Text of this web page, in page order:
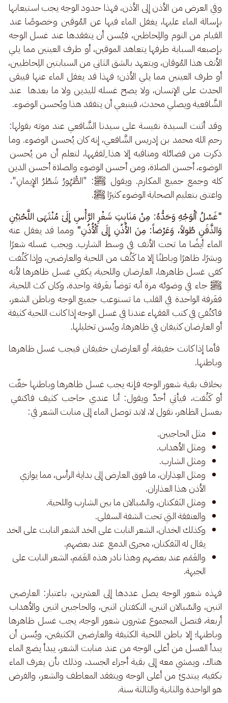
وفي العرض من الأذن إلى الأذن، فهذا حدود الوجه يجب استيعابها
بإسالة الماء عليها، يغفل الماء فيها عن المُوقين وخصوصًا عند
القيام من النوم واللِحاظين، فيُسن أن يتفقدها عند غسل الوجه
بإصبعه السبابة طرفها يتعاهد الموقين، أو طرف العينين مما يلي
الأنف هذا المُوقان، ويتعهد بالشق الثاني من السبابتين اللِحاظيين،
أو طرف العينين مما يلي الأذن؛ فهذا قد يغفل الماء عنها فيبقى
الحدث على الإنسان، ولا يصح غسله لليدين ولا ما بعدها  عند
الشَّافعية ويصلي محدث، فينبغي أن يتفقد هذا ويُحسن الوضوء.
وقد أثنت السيدة نفيسة على سيدنا الشَّافعي عند موته بقولها:
رحم الله محمد بن إدريس الشَّافعي، إنه كان يُحسن الوضوء. وما
ذكرت من فضائله ومناقبه إلا هذا ِلفقهها، لتعلم أن من يُحسن
الوضوء، أحسن الصلاة، ومن أحسن الوضوء والصلاة أحسن الدين
كله وجمع جميع المكارم. ويقول ﷺ: "الطُّهُورُ شَطْرُ الإِيمانِ"،
واعتنى بتعليم الصحابة الوضوء كثيرًا ﷺ.
"غَسْلُ ٱلْوَجْهِ وَحَدُّهُ: مِنْ مَنَابِتِ شَغْرِ الرَّأْسِ إِلَىٰ مُنْتَهَى اللَّحْبَيْنِ
وَالذَّقَنِ طُولاً، وَعَرْضاً: مِنَ الأُذُنِ إِلَى ٱلْأُذُنِ" ومما قد يغفل عنه
الماء أيضًا ما تحت الأنف في وسط الشارب. ويجب غسله شعرًا
وبشرًا، ظاهرًا وباطنًا إلا ما كَثُف من اللحية والعارضين، وإذا كَثُفت
كفى غسل ظاهرها، العارضان واللحية، يكفي غسل ظاهرها لأنه
ﷺ جاء في وضوئه مرة أنه توضأ بغَرفة واحدة، وكان كث اللحية،
فغَرفة الواحدة في القلب ما تستوعب جميع الوجه وباطن الشعر،
فاكتُفيَ في كتب الفقهاء عندنا في غسل الوجه إذا كانت اللحية كثيفة
أو العارضان كثيفان في ظاهرها، ويُسن تخليلها.
فأما إذا كانت خفيفة، أو العارضان خفيفان فيجب غسل ظاهرها
وباطنها.
بخلاف بقية شعور الوجه فإنه يجب غسل ظاهرها وباطنها خفّت
أو كَثُفت، فيأتي أحدٌ ويقول: أنا عندي حاجب كثيف فاكتفي
بغسل الظاهر، نقول لا، لابد توصل الماء إلى منابت الشعر في:
مثل الحاجبين.
ومثل الأهداب.
ومثل الشارب.
ومثل العِذاران، ما فوق العارض إلى بداية الرأس، مما يوازي
الأذن هذا العذاران.
ومثل النَفكتان، والسُبالان ما بين الشارب واللحية.
والعنفقة التي تحت الشفة السفلى.
وكذلك الخدان، الشعر النابت على الخد الشعر النابت على الخد
يقال له النَفكتان، مجرى الدمع عند بعضهم.
والغَمَم عند بعضهم وهذا نادر هذه الغَمَم، الشعر النابت على
الجبهة.
فهذه شعور الوجه يصل عددها إلى العشرين، باعتبار: العارضين
اثنين، والسُبالان اثنين، النكفتان اثنين، والحاجبين اثنين والأهداب
أربعة، فتصل المجموع عشرون شعور الوجه، يجب غسل ظاهرها
وباطنها؛ إلا باطن اللحية الكثيفة والعارضين الكثيفين، ويُسن أن
يبدأ الغسل من أعلى الوجه من عند منابت الشعر، يبدأ يضع الماء
هناك، ويمشي معه إلى بقية أجزاء الجسد، وذلك بأن يغرف الماء
بكفيه، يبتدئ من أعلى الوجه ويتفقد المعاطف والشعر، والفرض
هو الواحدة والثانية والثالثة سنة.